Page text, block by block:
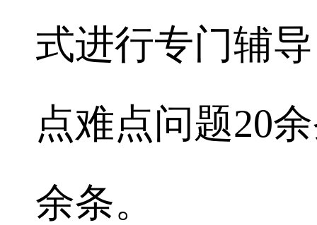
式进行专门辅
点难点问题20
余条。